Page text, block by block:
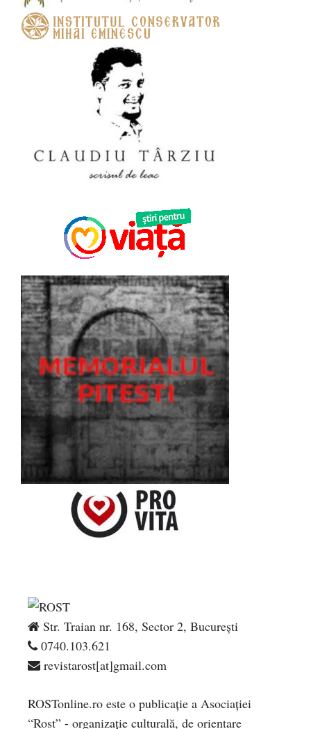
Str. Traian nr. 168, Sector 2, București
0740.103.621
revistarost[at]gmail.com
ROSTonline.ro este o publicaţie a Asociaţiei
“Rost” - organizaţie culturală, de orientare